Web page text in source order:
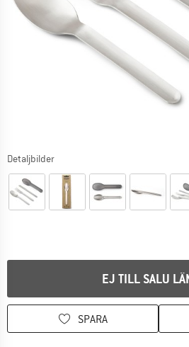
Detaljbilder
EJ TILL SALU
SPARA